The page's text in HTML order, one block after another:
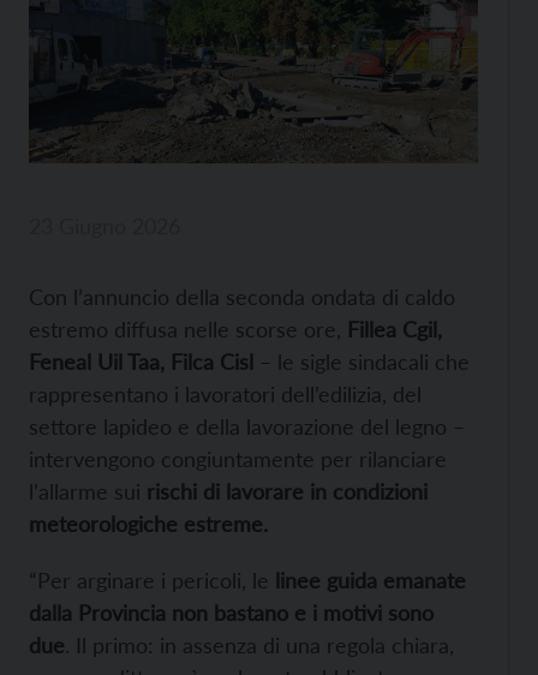
Con l’annuncio della seconda ondata di caldo
estremo diffusa nelle scorse ore, Fillea Cgil,
Feneal Uil Taa, Filca Cisl – le sigle sindacali che
rappresentano i lavoratori dell’edilizia, del
settore lapideo e della lavorazione del legno –
intervengono congiuntamente per rilanciare
l’allarme sui rischi di lavorare in condizioni
meteorologiche estreme.
“Per arginare i pericoli, le linee guida emanate
dalla Provincia non bastano e i motivi sono
due. Il primo: in assenza di una regola chiara,